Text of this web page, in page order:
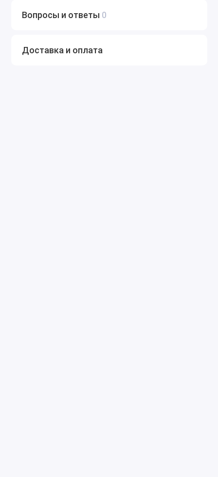
Вопросы и ответы 0
Доставка и оплата